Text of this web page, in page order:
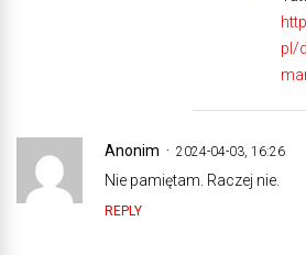
pl/
Anonim 2024-04-03, 16:26
Nie pamiętam. Raczej nie.
REPLY